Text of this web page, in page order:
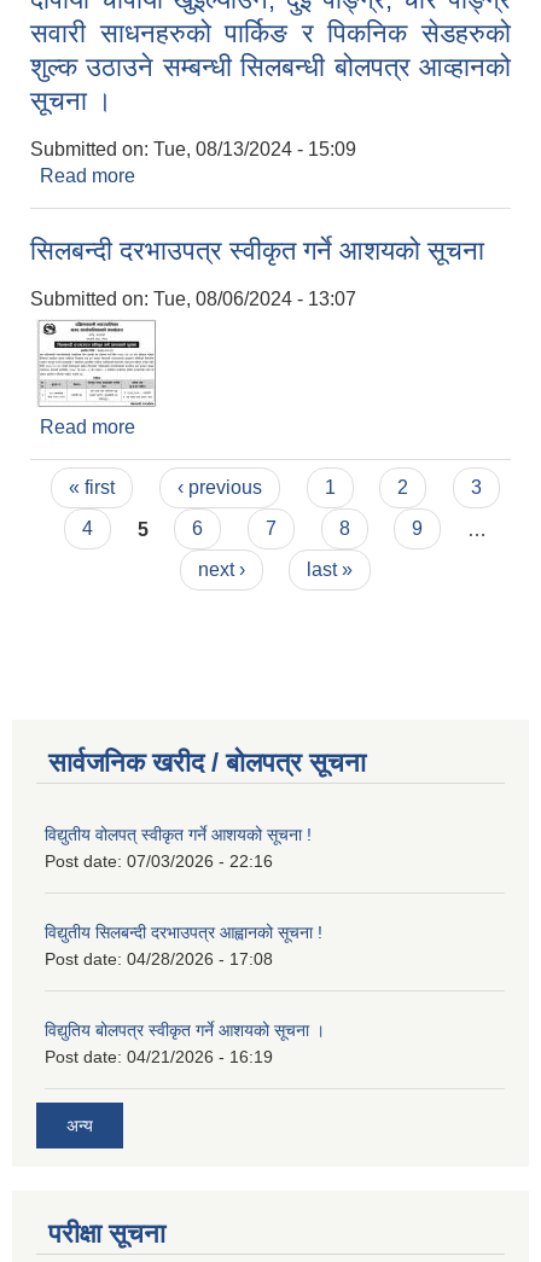
सवारी साधनहरुको पार्किङ र पिकनिक सेडहरुको
शुल्क उठाउने सम्बन्धी सिलबन्धी बोलपत्र आव्हानको
सूचना ।
Submitted on: Tue, 08/13/2024 - 15:09
Read more
सिलबन्दी दरभाउपत्र स्वीकृत गर्ने आशयको सूचना
Submitted on: Tue, 08/06/2024 - 13:07
Read more
Pages
« first ‹ previous 1 2
3
4
5 6 7 8 9
next ›
last »
सार्वजनिक खरीद / बोलपत्र सूचना
विद्युतीय वोलपत् स्वीकृत गर्ने आशयको सूचना !
Post date: 07/03/2026 - 22:16
विद्युतीय सिलबन्दी दरभाउपत्र आह्वानको सूचना !
Post date: 04/28/2026 - 17:08
विद्युतिय बोलपत्र स्वीकृत गर्ने आशयको सूचना ।
Post date: 04/21/2026 - 16:19
अन्य
परीक्षा सूचना